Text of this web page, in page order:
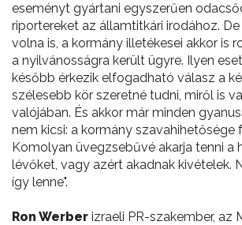
eseményt gyártani egyszerűen
riportereket az államtitkári irodához.
volna is, a kormány illetékesei akkor is
a nyilvánosságra került ügyre. Ilyen
később érkezik elfogadható válasz a
szélesebb kör szeretné tudni, miről is
valójában. És akkor már minden
nem kicsi: a kormány szavahihetősége
Komolyan üvegzsebűvé akarja tenni a
lévőket, vagy azért akadnak kivételek.
így lenne".
Ron Werber izraeli PR-szakember, az